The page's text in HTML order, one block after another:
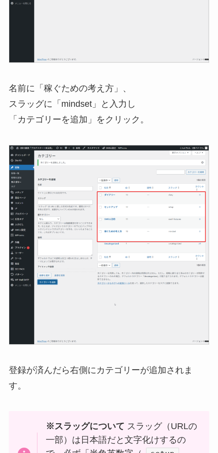
名前に「稼ぐための考え方」、
スラッグに「mindset」と入力し
「カテゴリーを追加」をクリック。
登録が済んだら右側にカテゴリーが追加されま
す。
※スラッグについて スラッグ（URLの
一部）は日本語だと文字化けするの